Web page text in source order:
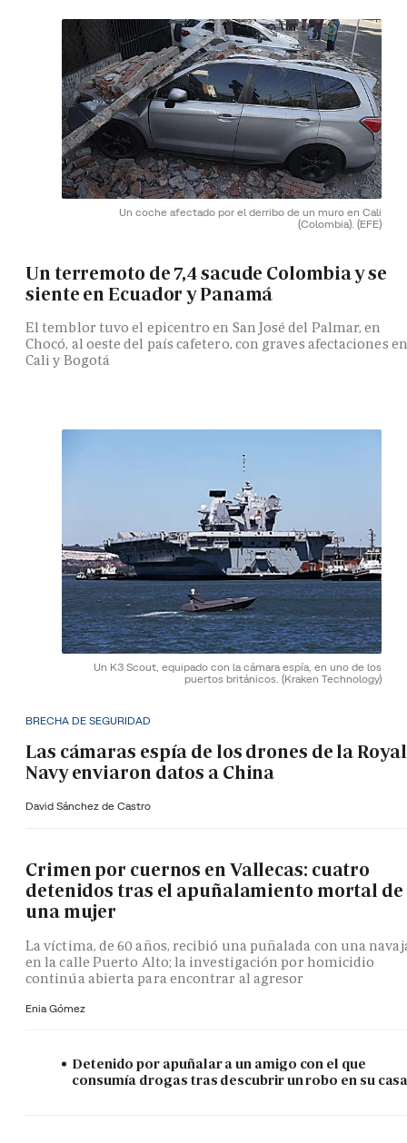
Un coche afectado por el derribo de un muro en Cali
(Colombia). (EFE)
Un terremoto de 7,4 sacude Colombia y se
siente en Ecuador y Panamá
El temblor tuvo el epicentro en San José del Palmar, en
Chocó, al oeste del país cafetero, con graves afectaciones en
Cali y Bogotá
Un K3 Scout, equipado con la cámara espía, en uno de los
puertos británicos. (Kraken Technology)
BRECHA DE SEGURIDAD
Las cámaras espía de los drones de la Royal
Navy enviaron datos a China
David Sánchez de Castro
Crimen por cuernos en Vallecas: cuatro
detenidos tras el apuñalamiento mortal de
una mujer
La víctima, de 60 años, recibió una puñalada con una
en la calle Puerto Alto; la investigación por homicidio
continúa abierta para encontrar al agresor
Enia Gómez
Detenido por apuñalar a un amigo con el que
consumía drogas tras descubrir un robo en su